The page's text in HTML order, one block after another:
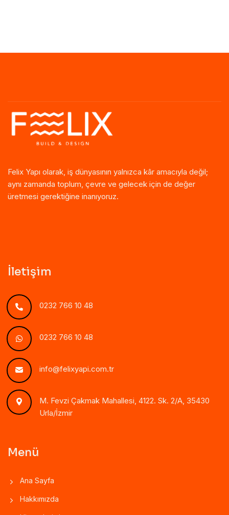
Felix Yapı olarak, iş dünyasının yalnızca kâr amacıyla değil;
aynı zamanda toplum, çevre ve gelecek için de değer
üretmesi gerektiğine inanıyoruz.
İletişim
0232 766 10 48
0232 766 10 48
info@felixyapi.com.tr
M. Fevzi Çakmak Mahallesi, 4122. Sk. 2/A, 35430
Urla/İzmir
Menü
Ana Sayfa
Hakkımızda